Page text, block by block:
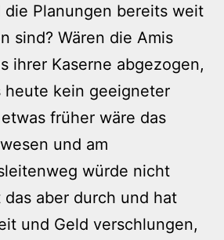
die Planungen bereits weit
sind? Wären die Amis
ihrer Kaserne abgezogen,
heute kein geeigneter
früher wäre das
und am
würde nicht
aber durch und hat
und Geld verschlungen,